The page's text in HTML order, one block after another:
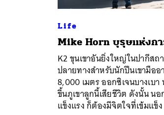
Life
Mike Horn บุรุษแห่งก
K2 ขุนเขาอันยิ่งใหญ่ในปากีสถ
ปลายทางสำหรับนักปีนเขามือ
8,000 เมตร ออกซิเจนบางเบ
ขึ้นภูเขาลูกนี้เสียชีวิต ดังนั้น น
แข็งแรง ก็ต้องมีจิตใจที่เข้มแข็ง